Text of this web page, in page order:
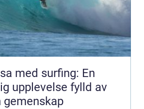
med surfing: En
upplevelse fylld av
gemenskap